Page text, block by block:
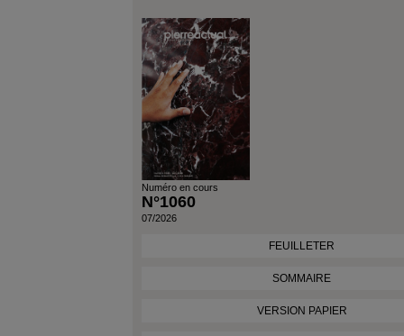
Numéro en cours
N°1060
07/2026
FEUILLETER
SOMMAIRE
VERSION PAPIER